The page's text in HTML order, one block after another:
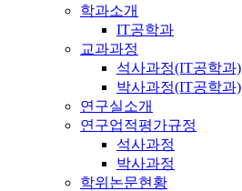
학과소개
IT공학과
교과과정
석사과정(IT공학과)
박사과정(IT공학과)
연구실소개
연구업적평가규정
석사과정
박사과정
학위논문현황